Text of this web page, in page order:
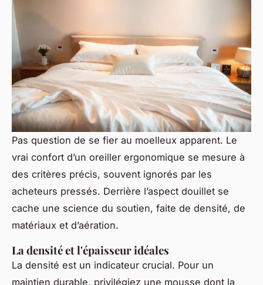
Pas question de se fier au moelleux apparent. Le
vrai confort d’un oreiller ergonomique se mesure à
des critères précis, souvent ignorés par les
acheteurs pressés. Derrière l’aspect douillet se
cache une science du soutien, faite de densité, de
matériaux et d’aération.
La densité et l'épaisseur idéales
La densité est un indicateur crucial. Pour un
maintien durable, privilégiez une mousse dont la